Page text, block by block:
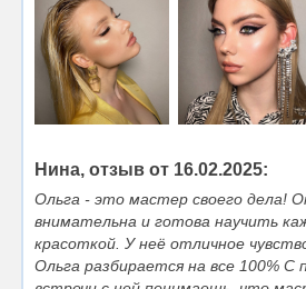
Нина, отзыв от 16.02.2025:
Ольга - это мастер своего дела!
внимательна и готова научить
красоткой. У неё отличное
Ольга разбирается на все 100% С